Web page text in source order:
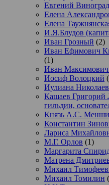
Евгений
Елена
Елена
И.Я.Блудов
Иван Грозный (2)
Иван Ефимович
(1)
Иван
Иосиф Волоцкий
Иулиана
Кашаев Григорий
гильдии,
Князь А.С.
Константин
Лариса
М.Г. Орлов (1)
Маргарита
Матрена
Михаил
Михаил Томилин